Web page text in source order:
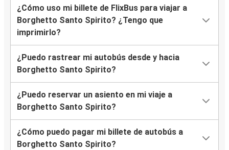
¿Cómo uso mi billete de FlixBus para viajar a
Borghetto Santo Spirito? ¿Tengo que
imprimirlo?
¿Puedo rastrear mi autobús desde y hacia
Borghetto Santo Spirito?
¿Puedo reservar un asiento en mi viaje a
Borghetto Santo Spirito?
¿Cómo puedo pagar mi billete de autobús a
Borghetto Santo Spirito?